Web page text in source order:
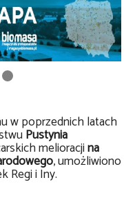
w poprzednich latach
Pustynia
melioracjina
, umożliwiono
Regi i Iny.